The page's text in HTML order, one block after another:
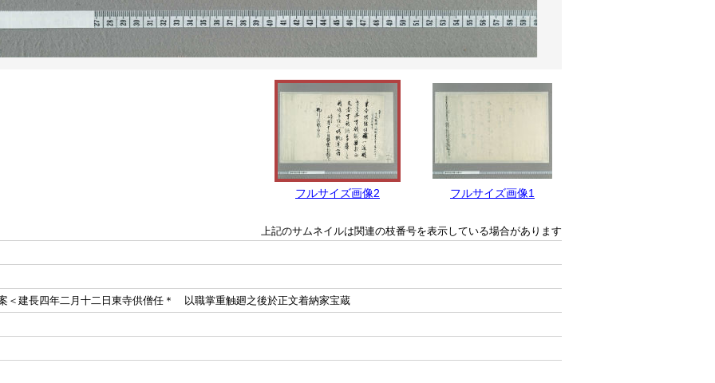
フルサイズ画像2 フルサイズ画像1
上記のサムネイルは関連の枝番号を表示している場合があります
＜建長四年二月十二日東寺供僧任＊ 以職掌重触廻之後於正文着納家宝蔵